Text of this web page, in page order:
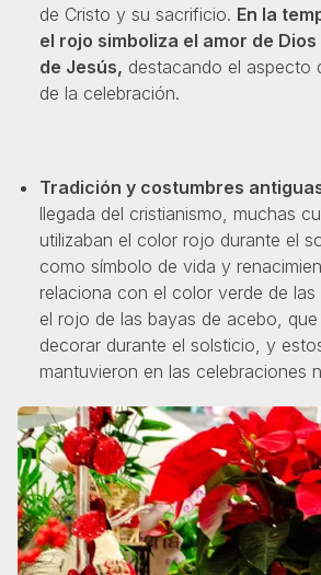
de Cristo y su sacrificio. En la
el rojo simboliza el amor de
de Jesús, destacando el aspecto
de la celebración.
Tradición y costumbres
llegada del cristianismo, muchas
utilizaban el color rojo durante el
como símbolo de vida y
relaciona con el color verde de
el rojo de las bayas de acebo,
decorar durante el solsticio, y
mantuvieron en las celebraciones